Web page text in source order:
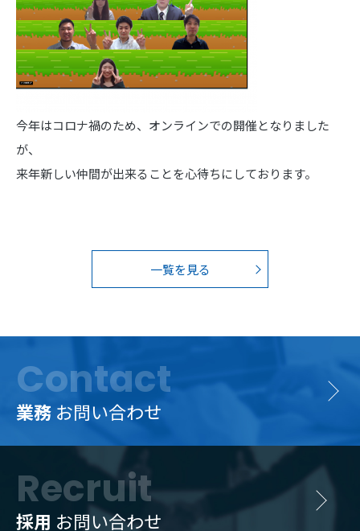
今年はコロナ禍のため、オンラインでの開催となりました
が、
来年新しい仲間が出来ることを心待ちにしております。
一覧を見る
Contact
業務 お問い合わせ
Recruit
採用 お問い合わせ